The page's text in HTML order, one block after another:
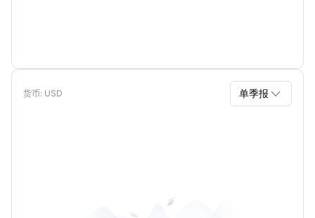
货币: USD 单季报 